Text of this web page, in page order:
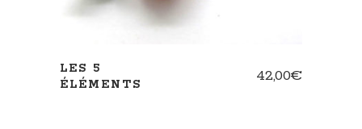
LES 5
ÉLÉMENTS
42,00€